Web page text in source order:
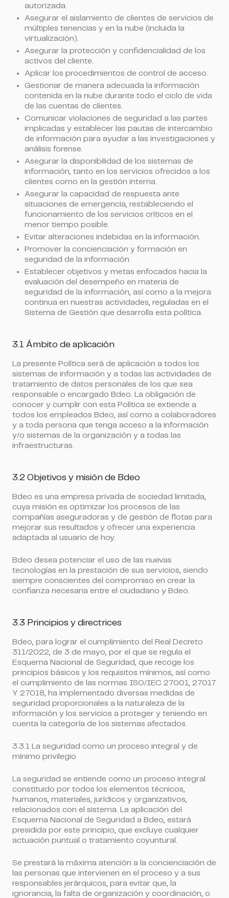
autorizada.
Asegurar el aislamiento de clientes de servicios de
múltiples tenencias y en la nube (incluida la
virtualización).
Asegurar la protección y confidencialidad de los
activos del cliente.
Aplicar los procedimientos de control de acceso.
Gestionar de manera adecuada la información
contenida en la nube durante todo el ciclo de vida
de las cuentas de clientes.
Comunicar violaciones de seguridad a las partes
implicadas y establecer las pautas de intercambio
de información para ayudar a las investigaciones y
análisis forense.
Asegurar la disponibilidad de los sistemas de
información, tanto en los servicios ofrecidos a los
clientes como en la gestión interna.
Asegurar la capacidad de respuesta ante
situaciones de emergencia, restableciendo el
funcionamiento de los servicios críticos en el
menor tiempo posible.
Evitar alteraciones indebidas en la información.
Promover la concienciación y formación en
seguridad de la información.
Establecer objetivos y metas enfocados hacia la
evaluación del desempeño en materia de
seguridad de la información, así como a la mejora
continua en nuestras actividades, reguladas en el
Sistema de Gestión que desarrolla esta política.
3.1 Ámbito de aplicación
La presente Política será de aplicación a todos los
sistemas de información y a todas las actividades de
tratamiento de datos personales de los que sea
responsable o encargado Bdeo. La obligación de
conocer y cumplir con esta Política se extiende a
todos los empleados Bdeo, así como a colaboradores
y a toda persona que tenga acceso a la información
y/o sistemas de la organización y a todas las
infraestructuras.
3.2 Objetivos y misión de Bdeo
Bdeo es una empresa privada de sociedad limitada,
cuya misión es optimizar los procesos de las
compañías aseguradoras y de gestión de flotas para
mejorar sus resultados y ofrecer una experiencia
adaptada al usuario de hoy.
Bdeo desea potenciar el uso de las nuevas
tecnologías en la prestación de sus servicios, siendo
siempre conscientes del compromiso en crear la
confianza necesaria entre el ciudadano y Bdeo.
3.3 Principios y directrices
Bdeo, para lograr el cumplimiento del Real Decreto
311/2022, de 3 de mayo, por el que se regula el
Esquema Nacional de Seguridad, que recoge los
principios básicos y los requisitos mínimos, así como
el cumplimiento de las normas ISO/IEC 27001, 27017
Y 27018, ha implementado diversas medidas de
seguridad proporcionales a la naturaleza de la
información y los servicios a proteger y teniendo en
cuenta la categoría de los sistemas afectados.
3.3.1 La seguridad como un proceso integral y de
mínimo privilegio
La seguridad se entiende como un proceso integral
constituido por todos los elementos técnicos,
humanos, materiales, jurídicos y organizativos,
relacionados con el sistema. La aplicación del
Esquema Nacional de Seguridad a Bdeo, estará
presidida por este principio, que excluye cualquier
actuación puntual o tratamiento coyuntural.
Se prestará la máxima atención a la concienciación de
las personas que intervienen en el proceso y a sus
responsables jerárquicos, para evitar que, la
ignorancia, la falta de organización y coordinación, o